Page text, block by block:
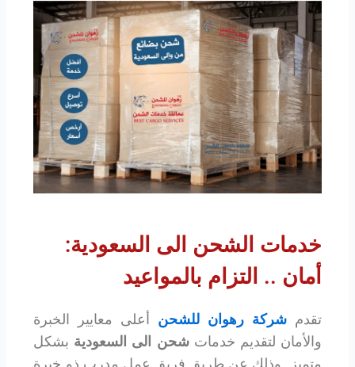
خدمات الشحن الى السعودية:
أمان .. التزام بالمواعيد
تقدمشركة رهوان للشحن أعلى معايير الخبرة
والأمان لتقديم خدماتشحن الى السعودية بشكل
متميز. وذلك عن طريق فريق عمل مدرب ذو خبرة